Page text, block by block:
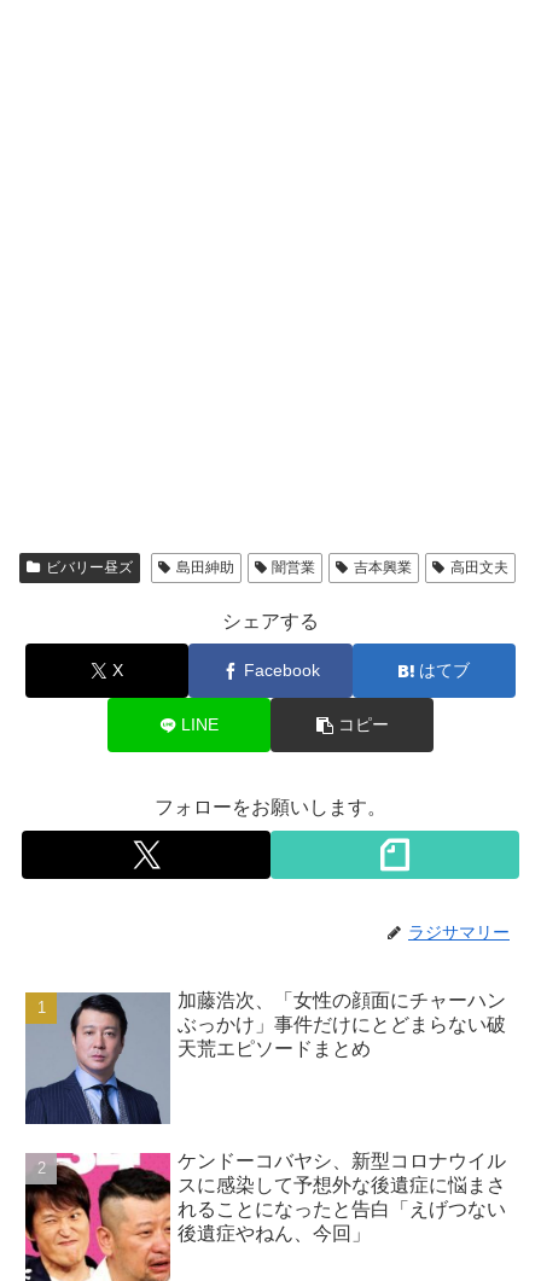
ビバリー昼ズ 島田紳助 闇営業 吉本興業 高田文夫
シェアする
X Facebook はてブ
LINE コピー
フォローをお願いします。
ラジサマリー
加藤浩次、「女性の顔面にチャーハン
ぶっかけ」事件だけにとどまらない破
天荒エピソードまとめ
ケンドーコバヤシ、新型コロナウイル
スに感染して予想外な後遺症に悩まさ
れることになったと告白「えげつない
後遺症やねん、今回」